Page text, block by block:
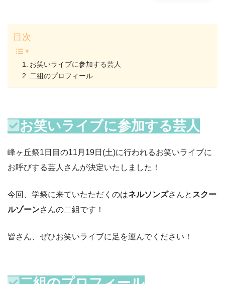
目次
お笑いライブに参加する芸人
二組のプロフィール
お笑いライブに参加する芸人
峰ヶ丘祭1日目の11月19日(土)に行われるお笑いライブに
お呼びする芸人さんが決定いたしました！
今回、学祭に来ていたただくのはネルソンズさんと スクー
ルゾーンさんの二組です！
皆さん、ぜひお笑いライブに足を運んでください！